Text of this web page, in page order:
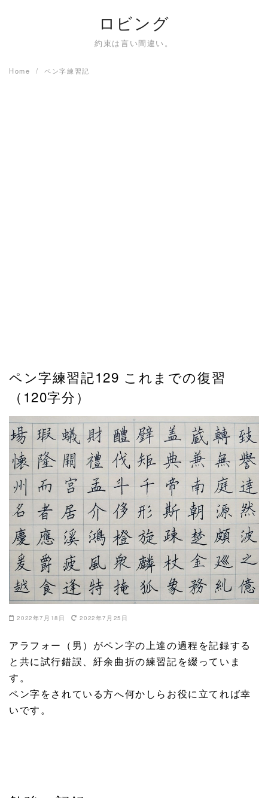
ロビング
約束は言い間違い。
Home ペン字練習記
ペン字練習記129 これまでの復習
（120字分）
2022年7月18日 2022年7月25日
アラフォー（男）がペン字の上達の過程を記録する
と共に試行錯誤、紆余曲折の練習記を綴っていま
す。
ペン字をされている方へ何かしらお役に立てれば幸
いです。